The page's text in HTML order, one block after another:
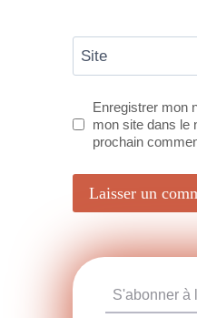
Site
Enregistrer mon
mon site dans le
prochain
S'abonner à